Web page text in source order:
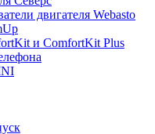
двигателя Webasto
и ComfortKit Plus